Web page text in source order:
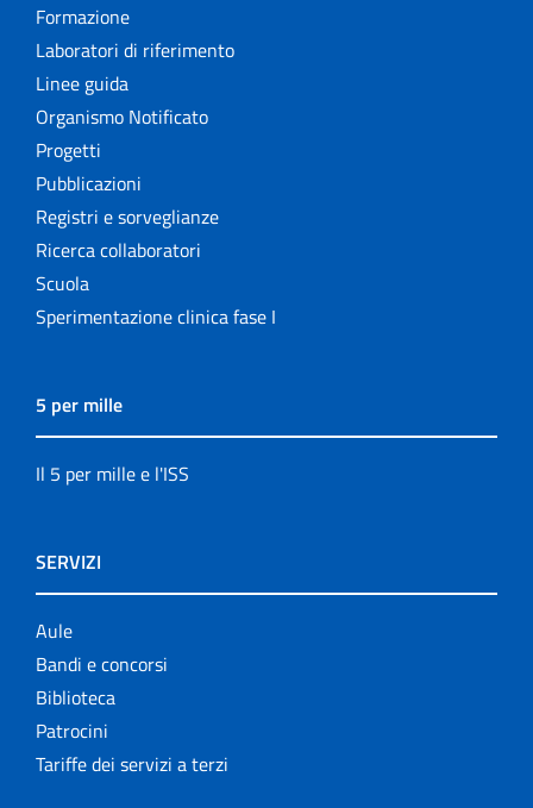
Rapporti ISTISAN
Relazioni attività ISS
Servizi offerti
Settore Attività Editoriali
Strumenti di riferimento
The NECOBELAC project
Formazione
Laboratori di riferimento
Linee guida
Organismo Notificato
Progetti
Pubblicazioni
Registri e sorveglianze
Ricerca collaboratori
Scuola
Sperimentazione clinica fase I
5 per mille
Il 5 per mille e l'ISS
SERVIZI
Aule
Bandi e concorsi
Biblioteca
Patrocini
Tariffe dei servizi a terzi